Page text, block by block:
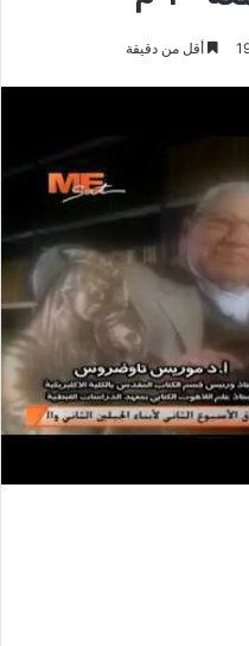
أقل من دقيقة